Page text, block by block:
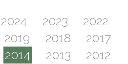
2024 2023
2022
2019 2018
2017
2014 2013
2012